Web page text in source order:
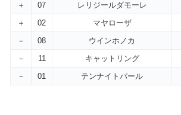
＋
07 レリジールダモーレ
＋
02 マヤローザ
－
08 ウインホノカ
－
11 キャットリング
－
01 テンナイトパール